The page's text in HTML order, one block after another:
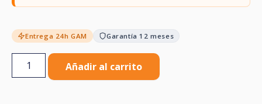
Entrega 24h GAM Garantía 12 meses
Añadir al carrito